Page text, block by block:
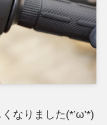
なりました(*’ω’*)